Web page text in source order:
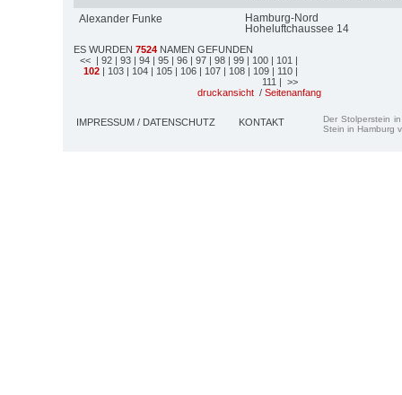
Alexander Funke
Hamburg-Nord
Hoheluftchaussee 14
ES WURDEN 7524 NAMEN GEFUNDEN
<< | 92 | 93 | 94 | 95 | 96 | 97 | 98 | 99 | 100 | 101 |
102 | 103 | 104 | 105 | 106 | 107 | 108 | 109 | 110 |
111 | >>
druckansicht / Seitenanfang
IMPRESSUM / DATENSCHUTZ KONTAKT
Der Stolperstein
Stein in Hamburg